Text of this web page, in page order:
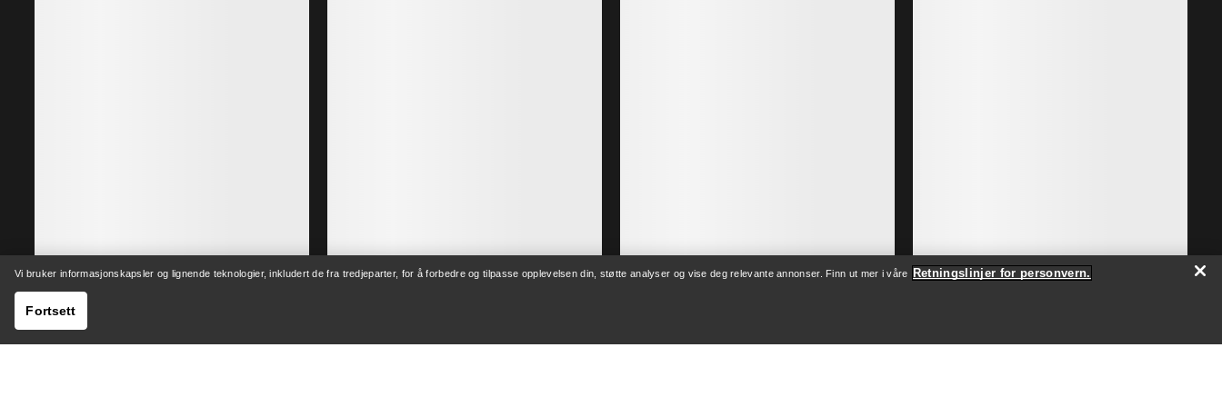
Vi bruker informasjonskapsler og lignende teknologier, inkludert de fra tredjeparter, for å forbedre og tilpasse opplevelsen din, støtte analyser og vise deg relevante annonser. Finn ut mer i våre Retningslinjer for personvern.
Fortsett